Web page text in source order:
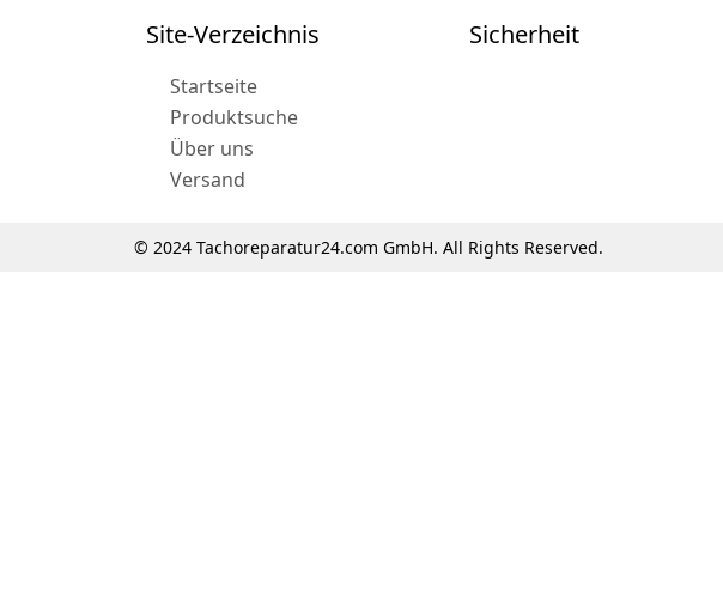
Site-Verzeichnis
Startseite
Produktsuche
Über uns
Versand
Sicherheit
© 2024 Tachoreparatur24.com GmbH. All Rights Reserved.